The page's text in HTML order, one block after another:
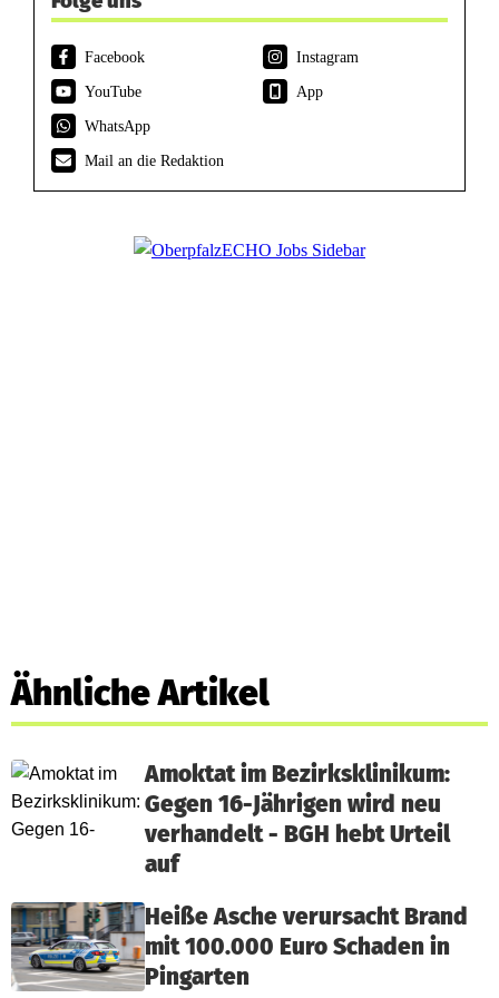
Facebook
Instagram
YouTube
App
WhatsApp
Mail an die Redaktion
Ähnliche Artikel
Amoktat im Bezirksklinikum:
Gegen 16-Jährigen wird neu
verhandelt - BGH hebt Urteil
auf
Heiße Asche verursacht Brand
mit 100.000 Euro Schaden in
Pingarten